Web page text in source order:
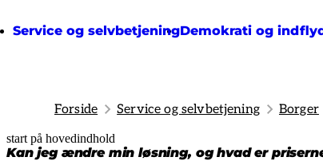
Service og selvbetjeningDemokrati og
Forside Service og selvbetjening Borger
start på hovedindhold
Kan jeg ændre min løsning, og hvad er
senest opdateret 27. juli 2026